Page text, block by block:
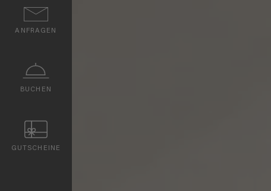
ANFRAGEN
BUCHEN
GUTSCHEINE